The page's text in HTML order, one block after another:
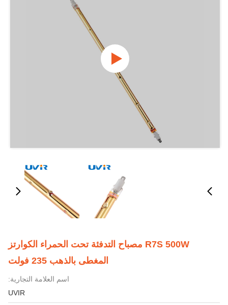
R7S 500W مصباح التدفئة تحت الحمراء الكوارتز
المغطى بالذهب 235 فولت
اسم العلامة التجارية:
UVIR